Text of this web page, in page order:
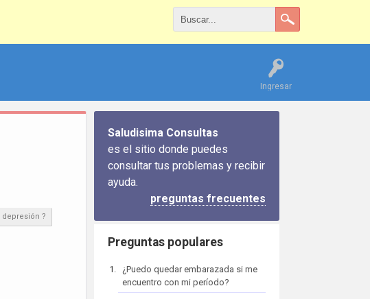
Ingresar
depresión ?
Saludisima Consultas
es el sitio donde puedes
consultar tus problemas y recibir
ayuda.
preguntas frecuentes
Preguntas populares
¿Puedo quedar embarazada si me
encuentro con mi período?